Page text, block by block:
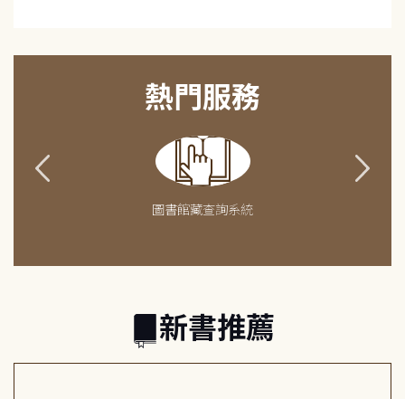
熱門服務
圖書館藏查詢系統
新書推薦